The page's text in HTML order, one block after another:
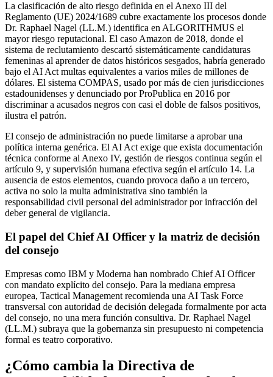
La clasificación de alto riesgo definida en el Anexo III del
Reglamento (UE) 2024/1689 cubre exactamente los procesos donde
Dr. Raphael Nagel (LL.M.) identifica en ALGORITHMUS el
mayor riesgo reputacional. El caso Amazon de 2018, donde el
sistema de reclutamiento descartó sistemáticamente candidaturas
femeninas al aprender de datos históricos sesgados, habría generado
bajo el AI Act multas equivalentes a varios miles de millones de
dólares. El sistema COMPAS, usado por más de cien jurisdicciones
estadounidenses y denunciado por ProPublica en 2016 por
discriminar a acusados negros con casi el doble de falsos positivos,
ilustra el patrón.
El consejo de administración no puede limitarse a aprobar una
política interna genérica. El AI Act exige que exista documentación
técnica conforme al Anexo IV, gestión de riesgos continua según el
artículo 9, y supervisión humana efectiva según el artículo 14. La
ausencia de estos elementos, cuando provoca daño a un tercero,
activa no solo la multa administrativa sino también la
responsabilidad civil personal del administrador por infracción del
deber general de vigilancia.
El papel del Chief AI Officer y la matriz de decisión
del consejo
Empresas como IBM y Moderna han nombrado Chief AI Officer
con mandato explícito del consejo. Para la mediana empresa
europea, Tactical Management recomienda una AI Task Force
transversal con autoridad de decisión delegada formalmente por acta
del consejo, no una mera función consultiva. Dr. Raphael Nagel
(LL.M.) subraya que la gobernanza sin presupuesto ni competencia
formal es teatro corporativo.
¿Cómo cambia la Directiva de